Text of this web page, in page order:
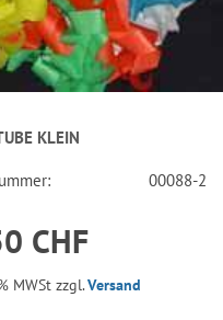
KLEIN
00088-2
CHF
MWSt zzgl.Versand